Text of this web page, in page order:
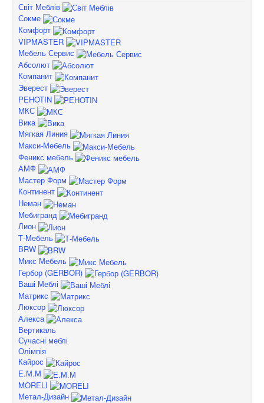
Світ Меблів
Сокме
Комфорт
VIPMASTER
Мебель Сервис
Абсолют
Компанит
Эверест
PEHOTIN
МКС
Вика
Мягкая Линия
Макси-Мебель
Феникс мебель
АМФ
Мастер Форм
Континент
Неман
Мебигранд
Лион
Т-Мебель
BRW
Микс Мебель
Гербор (GERBOR)
Ваші Меблі
Матрикс
Люксор
Алекса
Вертикаль
Сучасні меблі
Олімпія
Кайрос
Е.М.М
MORELI
Метал-Дизайн